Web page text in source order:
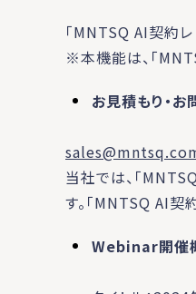
「MNTSQ AI契約
※本機能は、「
お見積もり・
当社では、「
す。「MNTSQ AI契
Webinar開催